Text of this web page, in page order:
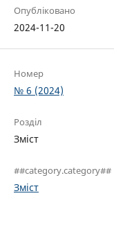
Опубліковано
2024-11-20
Номер
№ 6 (2024)
Розділ
Зміст
##category.category##
Зміст